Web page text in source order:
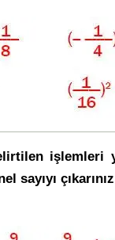
işlemleri
sayıyı